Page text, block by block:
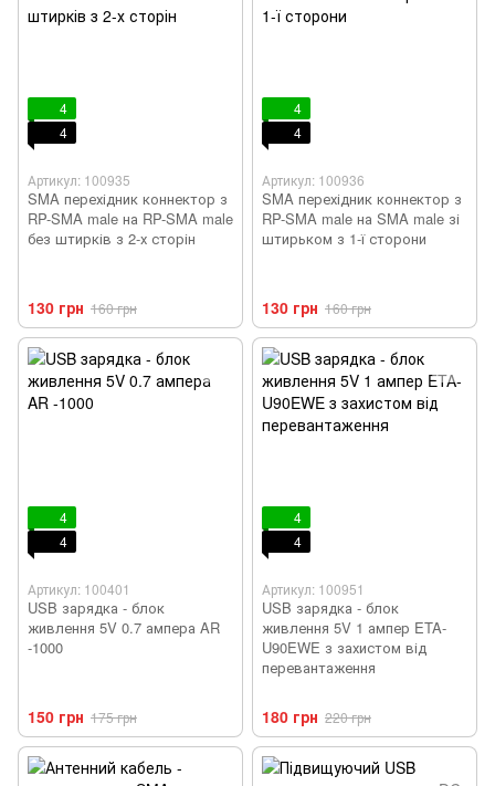
4
4
Артикул: 100935
SMA перехідник коннектор з
RP-SMA male на RP-SMA male
без штирків з 2-х сторін
130 грн 160 грн
4
4
Артикул: 100936
SMA перехідник коннектор з
RP-SMA male на SMA male зі
штирьком з 1-ї сторони
130 грн 160 грн
4
4
Артикул: 100401
USB зарядка - блок
живлення 5V 0.7 ампера AR
-1000
150 грн 175 грн
4
4
Артикул: 100951
USB зарядка - блок
живлення 5V 1 ампер ETA-
U90EWE з захистом від
перевантаження
180 грн 220 грн